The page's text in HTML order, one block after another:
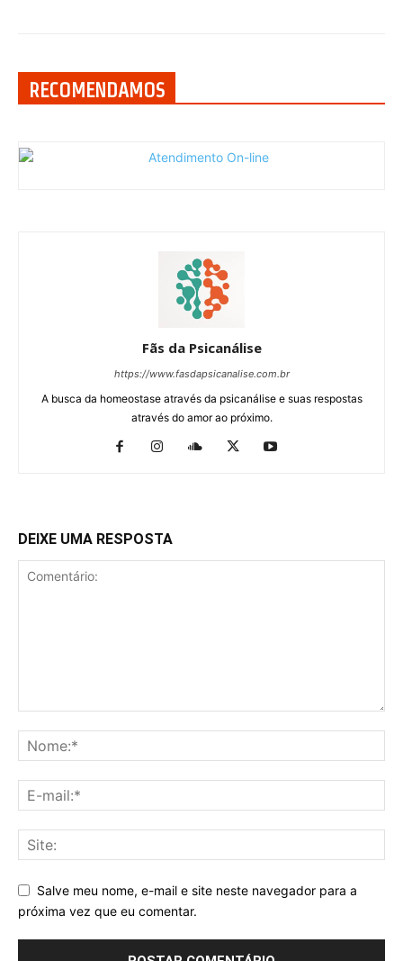
RECOMENDAMOS
Fãs da Psicanálise
https://www.fasdapsicanalise.com.br
A busca da homeostase através da psicanálise e suas respostas
através do amor ao próximo.
DEIXE UMA RESPOSTA
Salve meu nome, e-mail e site neste navegador para a
próxima vez que eu comentar.